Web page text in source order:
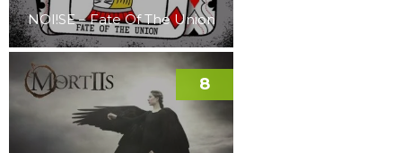
NOI!SE – Fate Of The Union
8